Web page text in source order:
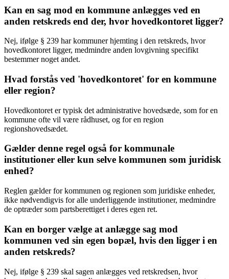
Kan en sag mod en kommune anlægges ved en
anden retskreds end der, hvor hovedkontoret ligger?
Nej, ifølge § 239 har kommuner hjemting i den retskreds, hvor
hovedkontoret ligger, medmindre anden lovgivning specifikt
bestemmer noget andet.
Hvad forstås ved 'hovedkontoret' for en kommune
eller region?
Hovedkontoret er typisk det administrative hovedsæde, som for en
kommune ofte vil være rådhuset, og for en region
regionshovedsædet.
Gælder denne regel også for kommunale
institutioner eller kun selve kommunen som juridisk
enhed?
Reglen gælder for kommunen og regionen som juridiske enheder,
ikke nødvendigvis for alle underliggende institutioner, medmindre
de optræder som partsberettiget i deres egen ret.
Kan en borger vælge at anlægge sag mod
kommunen ved sin egen bopæl, hvis den ligger i en
anden retskreds?
Nej, ifølge § 239 skal sagen anlægges ved retskredsen, hvor